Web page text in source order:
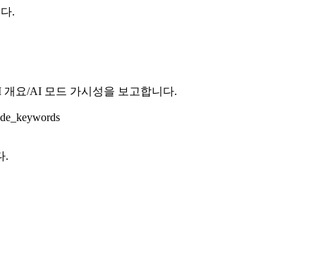
.
요/AI 모드 가시성을 보고합니다.
.